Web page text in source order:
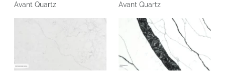
Avant Quartz Avant Quartz
Подтвердите, что вы не робот